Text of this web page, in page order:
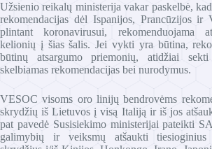
Užsienio reikalų ministerija vakar paskelbė,
rekomendacijas dėl Ispanijos, Prancūzijos ir
plintant koronavirusui, rekomenduojama
kelionių į šias šalis. Jei vykti yra būtina,
būtinų atsargumo priemonių, atidžiai
skelbiamas rekomendacijas bei nurodymus.
VESOC visoms oro linijų bendrovėms
skrydžių iš Lietuvos į visą Italiją ir iš jos
pat pavedė Susisiekimo ministerijai pateikti
galimybių ir veiksmų atšaukti tiesioginius